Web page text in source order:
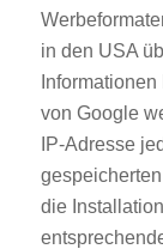
in den USA
von Google
IP-Adresse
die